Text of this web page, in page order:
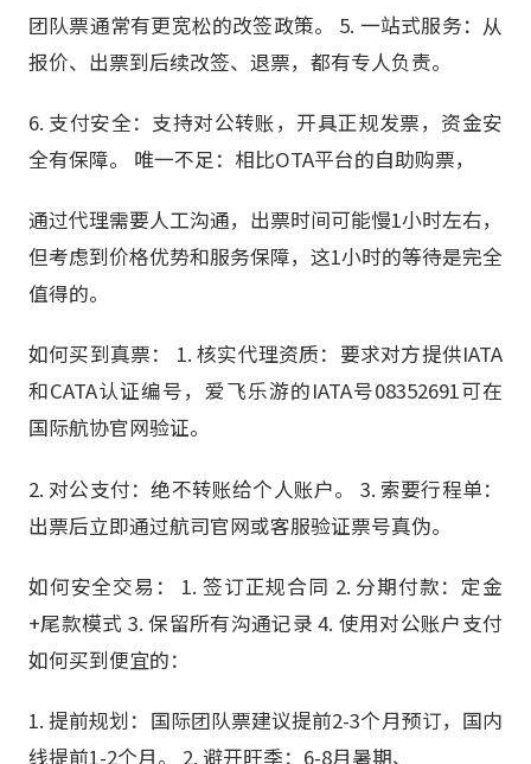
团队票通常有更宽松的改签政策。 5. 一站式服务：从
报价、出票到后续改签、退票，都有专人负责。
6. 支付安全：支持对公转账，开具正规发票，资金安
全有保障。 唯一不足：相比OTA平台的自助购票，
通过代理需要人工沟通，出票时间可能慢1小时左右，
但考虑到价格优势和服务保障，这1小时的等待是完全
值得的。
如何买到真票： 1. 核实代理资质：要求对方提供IATA
和CATA认证编号，爱飞乐游的IATA号08352691可在
国际航协官网验证。
2. 对公支付：绝不转账给个人账户。 3. 索要行程单：
出票后立即通过航司官网或客服验证票号真伪。
如何安全交易： 1. 签订正规合同 2. 分期付款：定金
+尾款模式 3. 保留所有沟通记录 4. 使用对公账户支付
如何买到便宜的：
1. 提前规划：国际团队票建议提前2-3个月预订，国内
线提前1-2个月。 2. 避开旺季：6-8月暑期、